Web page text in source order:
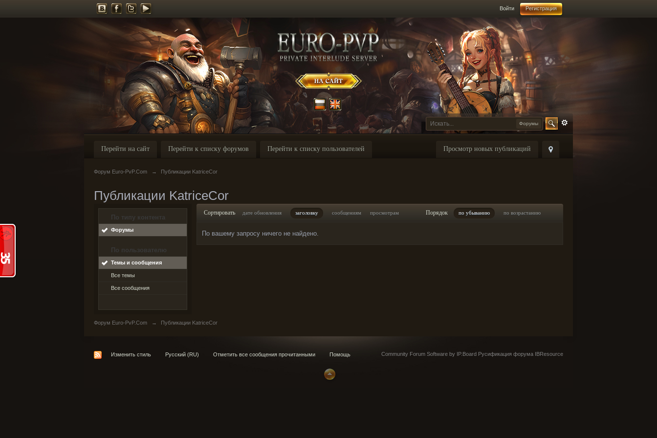
Войти Регистрация
Форумы
Просмотр новых публикаций
Перейти на сайт Перейти к списку форумов Перейти к списку пользователей
Форум Euro-PvP.Com → Публикации KatriceCor
Публикации KatriceCor
По типу контента
Форумы
По пользователю
Темы и сообщения
Все темы
Все сообщения
Сортировать дате обновления заголовку сообщениям просмотрам Порядок по убыванию по возрастанию
По вашему запросу ничего не найдено.
Форум Euro-PvP.Com → Публикации KatriceCor
Изменить стиль Русский (RU) Отметить все сообщения прочитанными Помощь Community Forum Software by IP.Board Русификация форума IBResource